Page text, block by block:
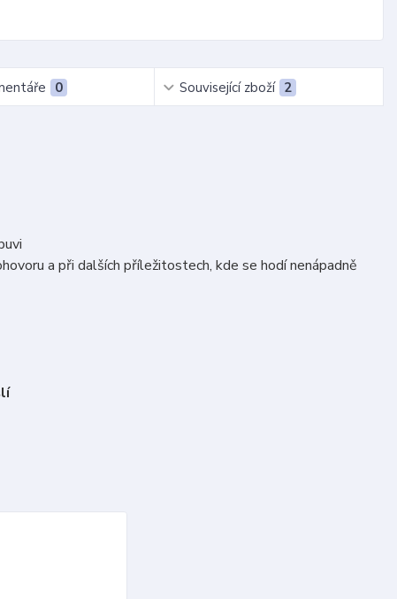
0 Související zboží 2
a při dalších příležitostech, kde se hodí nenápadně